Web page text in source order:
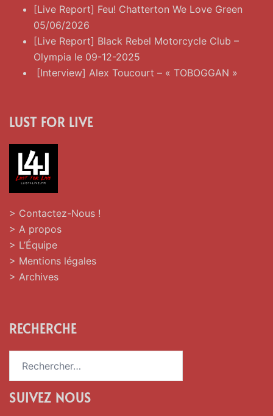
[Live Report] Feu! Chatterton We Love Green
05/06/2026
[Live Report] Black Rebel Motorcycle Club –
Olympia le 09-12-2025
[Interview] Alex Toucourt – « TOBOGGAN »
LUST FOR LIVE
> Contactez-Nous !
> A propos
> L’Équipe
> Mentions légales
> Archives
RECHERCHE
SUIVEZ NOUS